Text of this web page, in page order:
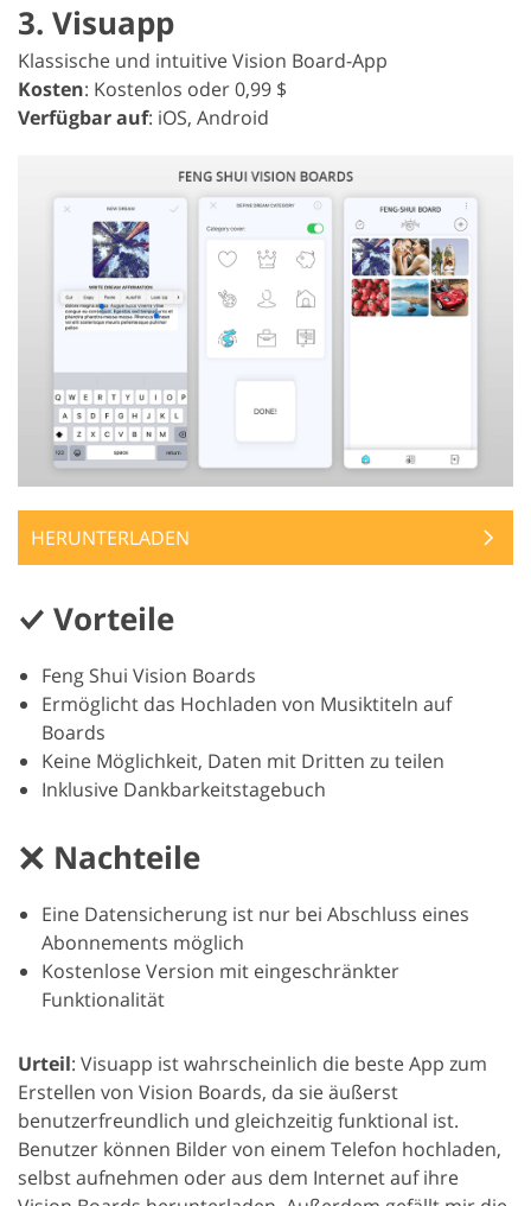
3. Visuapp
Klassische und intuitive Vision Board-App
Kosten: Kostenlos oder 0,99 $
Verfügbar auf: iOS, Android
HERUNTERLADEN
Vorteile
Feng Shui Vision Boards
Ermöglicht das Hochladen von Musiktiteln auf
Boards
Keine Möglichkeit, Daten mit Dritten zu teilen
Inklusive Dankbarkeitstagebuch
Nachteile
Eine Datensicherung ist nur bei Abschluss eines
Abonnements möglich
Kostenlose Version mit eingeschränkter
Funktionalität
Urteil: Visuapp ist wahrscheinlich die beste App zum
Erstellen von Vision Boards, da sie äußerst
benutzerfreundlich und gleichzeitig funktional ist.
Benutzer können Bilder von einem Telefon hochladen,
selbst aufnehmen oder aus dem Internet auf ihre